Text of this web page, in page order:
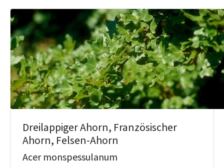
Dreilappiger Ahorn, Französischer
Ahorn, Felsen-Ahorn
Acer monspessulanum